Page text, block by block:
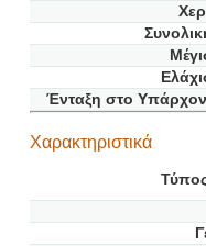
Ένταξη στο
Χαρακτηριστικά